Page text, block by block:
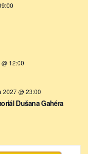
12:00
2027 @ 23:00
Dušana Gahéra